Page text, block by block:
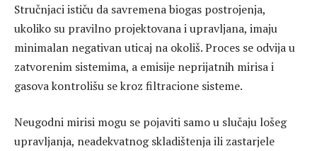
Stručnjaci ističu da savremena biogas postrojenja,
ukoliko su pravilno projektovana i upravljana, imaju
minimalan negativan uticaj na okoliš. Proces se odvija u
zatvorenim sistemima, a emisije neprijatnih mirisa i
gasova kontrolišu se kroz filtracione sisteme.
Neugodni mirisi mogu se pojaviti samo u slučaju lošeg
upravljanja, neadekvatnog skladištenja ili zastarjele